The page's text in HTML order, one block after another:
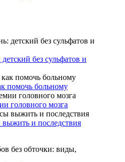
без сульфатов и
помочь больному
головного мозга
и последствия